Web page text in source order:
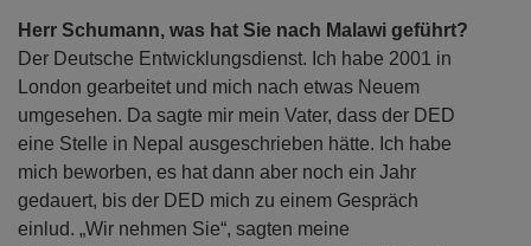
Herr Schumann, was hat Sie nach Malawi geführt?
Der Deutsche Entwicklungsdienst. Ich habe 2001 in
London gearbeitet und mich nach etwas Neuem
umgesehen. Da sagte mir mein Vater, dass der DED
eine Stelle in Nepal ausgeschrieben hätte. Ich habe
mich beworben, es hat dann aber noch ein Jahr
gedauert, bis der DED mich zu einem Gespräch
einlud. „Wir nehmen Sie“, sagten meine